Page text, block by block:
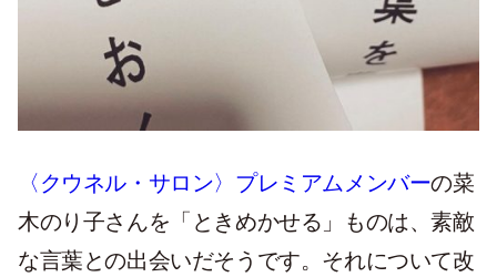
〈クウネル・サロン〉プレミアムメンバーの菜
木のり子さんを「ときめかせる」ものは、素敵
な言葉との出会いだそうです。それについて改